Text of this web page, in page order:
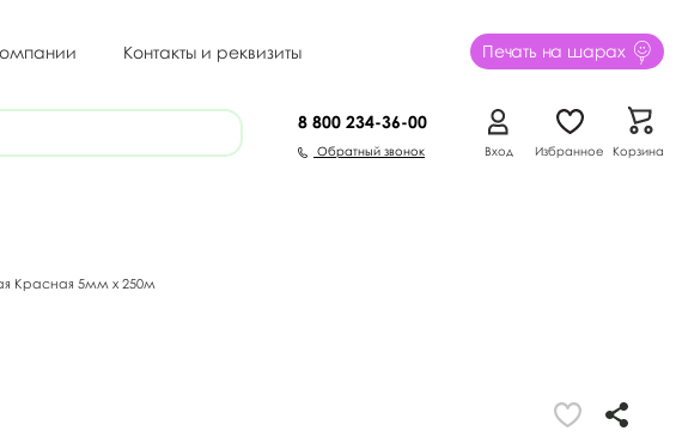
Контакты и реквизиты Печать на шарах
8 800 234-36-00
Обратный звонок Вход Избранное Корзина
Красная 5мм х 250м